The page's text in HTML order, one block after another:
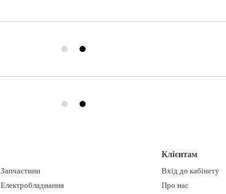
Запчастини
Електробладнання
Клієнтам
Вхід до кабінету
Про нас